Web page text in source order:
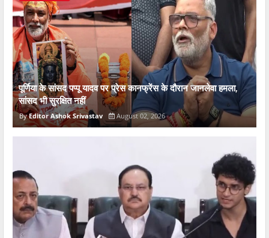
पूर्णिया के सांसद पप्पू यादव पर प्रेस कानफ्रेंस के दौरान जानलेवा हमला,
सांसद भी सुरक्षित नहीं
Editor Ashok Srivastav August 02, 2026